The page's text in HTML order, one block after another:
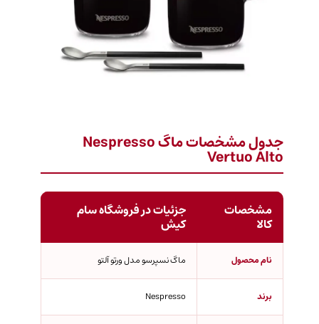
جدول مشخصات ماگ Nespresso
Vertuo Alto
مشخصات
کالا
جزئیات در فروشگاه سام
کیش
نام محصول ماگ نسپرسو مدل ورتو آلتو
برند Nespresso